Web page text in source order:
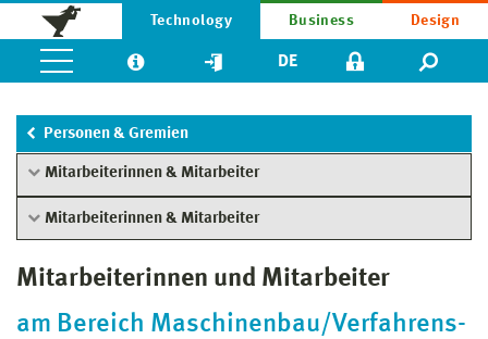
Technology Business Design
DE
Personen & Gremien
Mitarbeiterinnen & Mitarbeiter
Mitarbeiterinnen & Mitarbeiter
Mitarbeiterinnen und Mitarbeiter
am Bereich Maschinenbau/Verfahrens-